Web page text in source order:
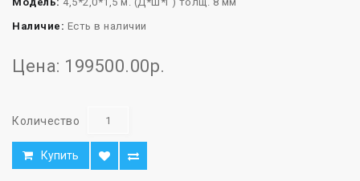
Наличие: Есть в наличии
Цена: 199500.00р.
Количество
Купить